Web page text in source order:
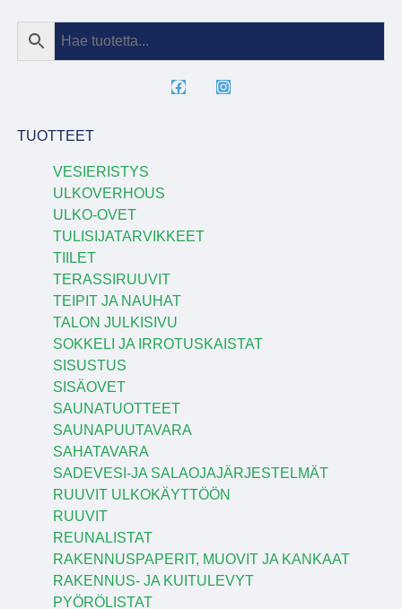
TUOTTEET
VESIERISTYS
ULKOVERHOUS
ULKO-OVET
TULISIJATARVIKKEET
TIILET
TERASSIRUUVIT
TEIPIT JA NAUHAT
TALON JULKISIVU
SOKKELI JA IRROTUSKAISTAT
SISUSTUS
SISÄOVET
SAUNATUOTTEET
SAUNAPUUTAVARA
SAHATAVARA
SADEVESI-JA SALAOJAJÄRJESTELMÄT
RUUVIT ULKOKÄYTTÖÖN
RUUVIT
REUNALISTAT
RAKENNUSPAPERIT, MUOVIT JA KANKAAT
RAKENNUS- JA KUITULEVYT
PYÖRÖLISTAT